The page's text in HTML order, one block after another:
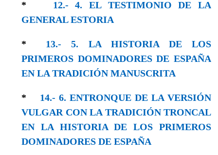
* 12.- 4. EL TESTIMONIO DE LA
GENERAL ESTORIA
* 13.- 5. LA HISTORIA DE LOS
PRIMEROS DOMINADORES DE ESPAÑA
EN LA TRADICIÓN MANUSCRITA
* 14.- 6. ENTRONQUE DE LA VERSIÓN
VULGAR CON LA TRADICIÓN TRONCAL
EN LA HISTORIA DE LOS PRIMEROS
DOMINADORES DE ESPAÑA